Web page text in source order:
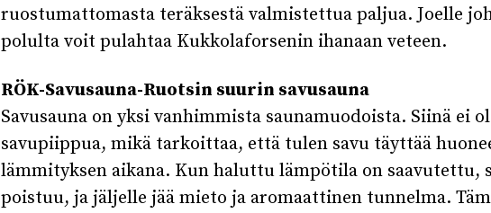
ruostumattomasta teräksestä valmistettua paljua. Joelle
polulta voit pulahtaa Kukkolaforsenin ihanaan veteen.
RÖK-Savusauna-Ruotsin suurin savusauna
Savusauna on yksi vanhimmista saunamuodoista. Siinä ei
savupiippua, mikä tarkoittaa, että tulen savu täyttää
lämmityksen aikana. Kun haluttu lämpötila on saavutettu,
poistuu, ja jäljelle jää mieto ja aromaattinen tunnelma.